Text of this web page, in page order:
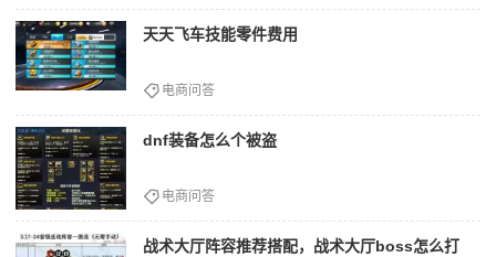
天天飞车技能零件费用
电商问答
dnf装备怎么个被盗
电商问答
战术大厅阵容推荐搭配，战术大厅boss怎么打